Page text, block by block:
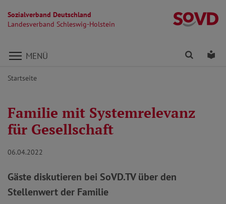
Sozialverband Deutschland
Landesverband Schleswig-Holstein
Direkt zu den Inhalten springen
MENÜ Finden
Startseite
Familie mit Systemrelevanz
für Gesellschaft
06.04.2022
Gäste diskutieren bei SoVD.TV über den
Stellenwert der Familie